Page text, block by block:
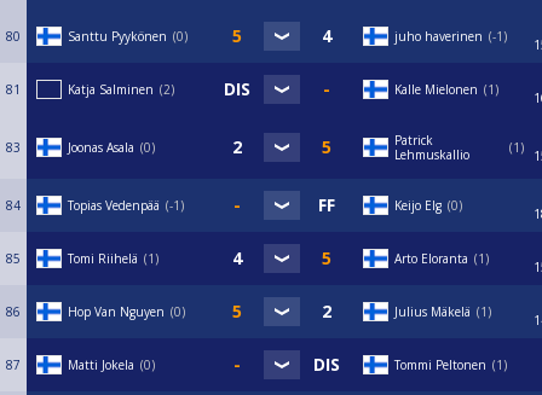
80 Santtu Pyykönen 0 juho haverinen -1
81 Katja Salminen 2 Kalle Mielonen 1
83 Joonas Asala 0
Patrick
Lehmuskallio
1
84 Topias Vedenpää -1 Keijo Elg 0
85 Tomi Riihelä 1 Arto Eloranta 1
86 Hop Van Nguyen 0 Julius Mäkelä 1
87 Matti Jokela 0 Tommi Peltonen 1